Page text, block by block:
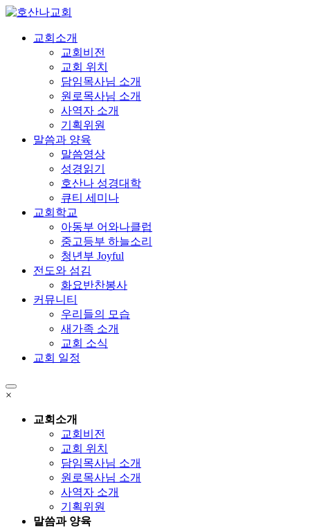
교회소개
교회비전
교회 위치
담임목사님 소개
원로목사님 소개
사역자 소개
기획위원
말씀과 양육
말씀영상
성경읽기
호산나 성경대학
큐티 세미나
교회학교
아동부 어와나클럽
중고등부 하늘소리
청년부 Joyful
전도와 섬김
화요반찬봉사
커뮤니티
우리들의 모습
새가족 소개
교회 소식
교회 일정
×
교회소개
교회비전
교회 위치
담임목사님 소개
원로목사님 소개
사역자 소개
기획위원
말씀과 양육